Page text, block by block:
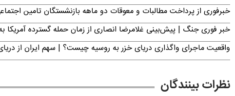
خبرفوری از پرداخت مطالبات و معوقات دو ماهه بازنشستگان تامین اجتماعی
خبر فوری جنگ | پیش‌بینی غلامرضا انصاری از زمان حمله گسترده آمریکا
واقعیت ماجرای واگذاری دریای خزر به روسیه چیست؟ | سهم ایران از
نظرات بینندگان